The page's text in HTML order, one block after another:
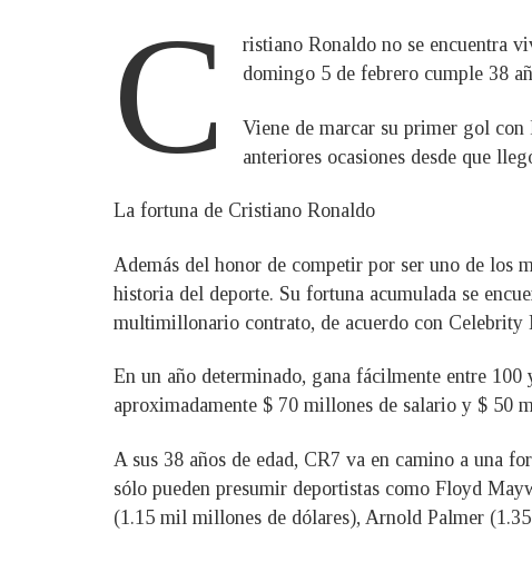
C
ristiano Ronaldo no se encuentra
domingo 5 de febrero cumple 38
Viene de marcar su primer gol
anteriores ocasiones desde que
La fortuna de Cristiano Ronaldo
Además del honor de competir por ser uno de los
historia del deporte. Su fortuna acumulada se
multimillonario contrato, de acuerdo con Celebrity
En un año determinado, gana fácilmente entre
aproximadamente $ 70 millones de salario y $ 50
A sus 38 años de edad, CR7 va en camino a una
sólo pueden presumir deportistas como Floyd
(1.15 mil millones de dólares), Arnold Palmer